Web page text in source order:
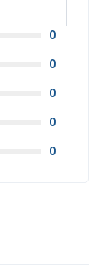
không được
được uỷ
khi Quý khách bị
0
0
0
0
0